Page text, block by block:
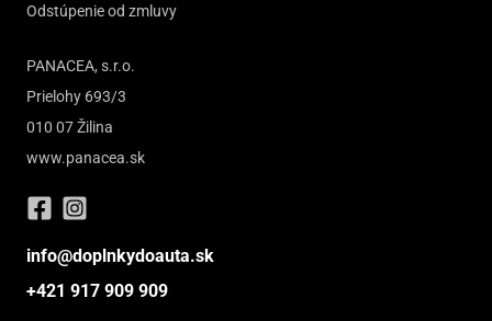
Odstúpenie od zmluvy
PANACEA, s.r.o.
Prielohy 693/3
010 07 Žilina
www.panacea.sk
info@doplnkydoauta.sk
+421 917 909 909